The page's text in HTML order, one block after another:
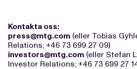
Kontakta oss:
press@mtg.com (eller Tobias
Relations; +46 73 699 27 09)
investors@mtg.com (eller Stefan
Investor Relations; +46 73 699 27